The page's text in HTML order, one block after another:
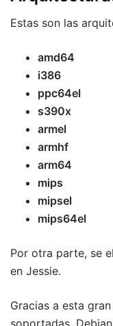
Estas son las
amd64
i386
ppc64el
s390x
armel
armhf
arm64
mips
mipsel
mips64el
Por otra parte, se
en Jessie.
Gracias a esta
soportadas,